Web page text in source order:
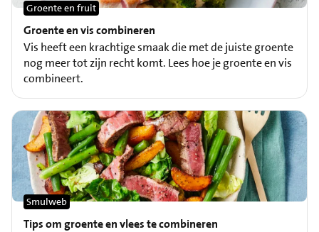
Groente en vis combineren
Groente en fruit
Vis heeft een krachtige smaak die met de juiste groente
nog meer tot zijn recht komt. Lees hoe je groente en vis
combineert.
Tips om groente en vlees te combineren
Smulweb